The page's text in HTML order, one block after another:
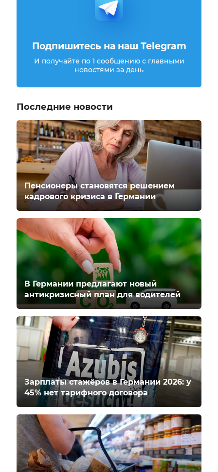
Подпишитесь на наш Telegram
И получайте по 1 сообщению с главными
новостями за день
Последние новости
Пенсионеры становятся решением
кадрового кризиса в Германии
В Германии предлагают новый
антикризисный план для водителей
Зарплаты стажёров в Германии 2026: у
45% нет тарифного договора